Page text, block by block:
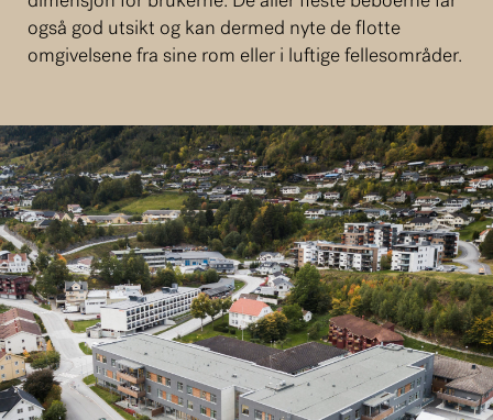
også god utsikt og kan dermed nyte de flotte
omgivelsene fra sine rom eller i luftige fellesområder.